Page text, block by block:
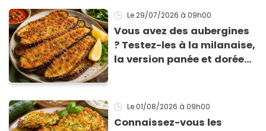
Le 29/07/2026 à 09h00
Vous avez des aubergines
? Testez-les à la milanaise,
la version panée et dorée
Le 01/08/2026 à 09h00
Connaissez-vous les